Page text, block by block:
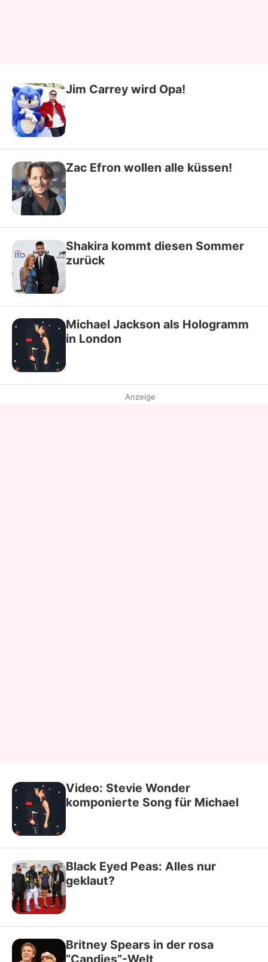
Jim Carrey wird Opa!
Zac Efron wollen alle küssen!
Shakira kommt diesen Sommer
zurück
Michael Jackson als Hologramm
in London
Anzeige
Video: Stevie Wonder
komponierte Song für Michael
Black Eyed Peas: Alles nur
geklaut?
Britney Spears in der rosa
“Candies”-Welt